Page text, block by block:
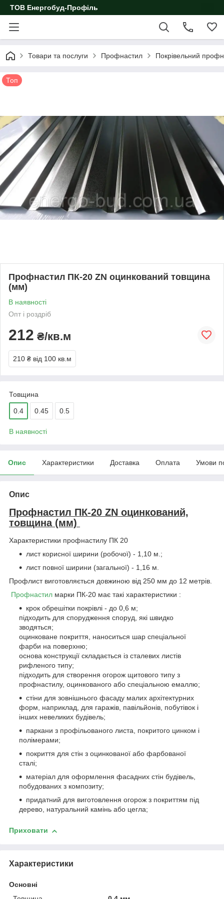
ТОВ Енергобуд-Профіль
Товари та послуги Профнастил Покрівельний
Топ
Профнастил ПК-20 ZN оцинкований товщина
(мм)
В наявності
Опт і роздріб
212 ₴/кв.м
210 ₴ від 100 кв.м
Товщина
0.4 0.45 0.5
В наявності
Опис Характеристики Доставка Оплата Умови
Опис
Профнастил ПК-20 ZN оцинкований,
товщина (мм)
Характеристики профнастилу ПК 20
лист корисної ширини (робочої) - 1,10 м.;
лист повної ширини (загальної) - 1,16 м.
Профлист виготовляється довжиною від 250 мм до 12 метрів.
Профнастил марки ПК-20 має такі характеристики :
крок обрешітки покрівлі - до 0,6 м;
підходить для спорудження споруд, які швидко
зводяться;
оцинковане покриття, наноситься шар спеціальної
фарби на поверхню;
основа конструкції складається із сталевих листів
рифленого типу;
підходить для створення огорож щитового типу з
профнастилу, оцинкованого або спеціальною емаллю;
стіни для зовнішнього фасаду малих архітектурних
форм, наприклад, для гаражів, павільйонів, побутівок і
інших невеликих будівель;
паркани з профільованого листа, покритого цинком і
полімерами;
покриття для стін з оцинкованої або фарбованої
сталі;
матеріал для оформлення фасадних стін будівель,
побудованих з композиту;
придатний для виготовлення огорож з покриттям під
дерево, натуральний камінь або цегла;
Приховати
Характеристики
Основні